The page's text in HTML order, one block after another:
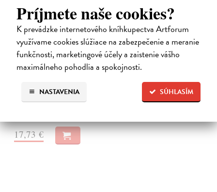
Príjmete naše cookies?
K prevádzke internetového kníhkupectva Artforum
využívame cookies slúžiace na zabezpečenie a meranie
funkčnosti, marketingové účely a zaistenie vášho
maximálneho pohodlia a spokojnosti.
SÚHLASÍM
NASTAVENIA
Války s odpadem
Clapp Alexander
| Elektronická kniha
Skládky po celém světě jsou přeplněné a spory o to, jak naložit s
miliony tun odpadu vedou k válkám, o nichž málokdo tuší. Některé z
nich mají charakter pohraničních potyček, v jiných se odpadky
přesouvají…
17,73 €